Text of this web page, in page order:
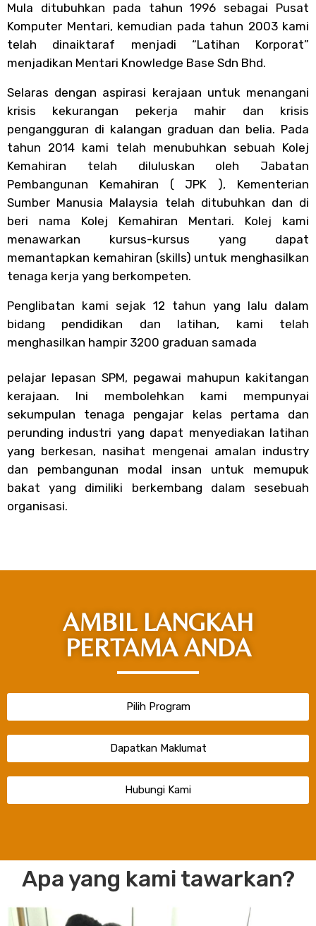
Mula ditubuhkan pada tahun 1996 sebagai Pusat
Komputer Mentari, kemudian pada tahun 2003 kami
telah dinaiktaraf menjadi “Latihan Korporat”
menjadikan Mentari Knowledge Base Sdn Bhd.
Selaras dengan aspirasi kerajaan untuk menangani
krisis kekurangan pekerja mahir dan krisis
pengangguran di kalangan graduan dan belia. Pada
tahun 2014 kami telah menubuhkan sebuah Kolej
Kemahiran telah diluluskan oleh Jabatan
Pembangunan Kemahiran ( JPK ), Kementerian
Sumber Manusia Malaysia telah ditubuhkan dan di
beri nama Kolej Kemahiran Mentari. Kolej kami
menawarkan kursus-kursus yang dapat
memantapkan kemahiran (skills) untuk menghasilkan
tenaga kerja yang berkompeten.
Penglibatan kami sejak 12 tahun yang lalu dalam
bidang pendidikan dan latihan, kami telah
menghasilkan hampir 3200 graduan samada
pelajar lepasan SPM, pegawai mahupun kakitangan
kerajaan. Ini membolehkan kami mempunyai
sekumpulan tenaga pengajar kelas pertama dan
perunding industri yang dapat menyediakan latihan
yang berkesan, nasihat mengenai amalan industry
dan pembangunan modal insan untuk memupuk
bakat yang dimiliki berkembang dalam sesebuah
organisasi.
AMBIL LANGKAH
PERTAMA ANDA
Pilih Program
Dapatkan Maklumat
Hubungi Kami
Apa yang kami tawarkan?